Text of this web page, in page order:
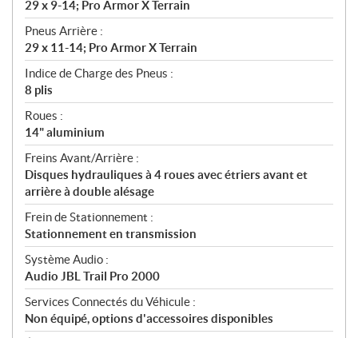
29 x 9-14; Pro Armor X Terrain
Pneus Arrière :
29 x 11-14; Pro Armor X Terrain
Indice de Charge des Pneus :
8 plis
Roues :
14" aluminium
Freins Avant/Arrière :
Disques hydrauliques à 4 roues avec étriers avant et
arrière à double alésage
Frein de Stationnement :
Stationnement en transmission
Système Audio :
Audio JBL Trail Pro 2000
Services Connectés du Véhicule :
Non équipé, options d'accessoires disponibles